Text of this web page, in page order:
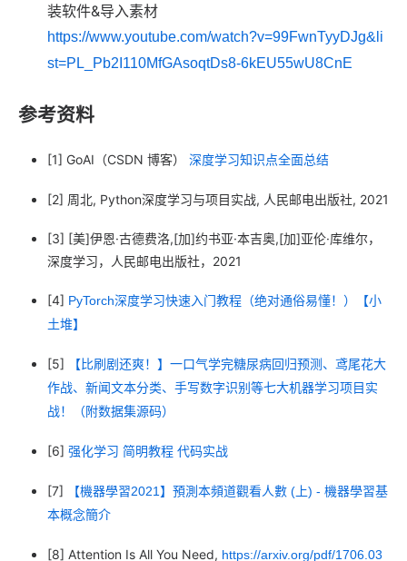
装软件&导入素材
https://www.youtube.com/watch?v=99FwnTyyDJg&li
st=PL_Pb2I110MfGAsoqtDs8-6kEU55wU8CnE
参考资料
[1] GoAI（CSDN 博客） 深度学习知识点全面总结
[2] 周北, Python深度学习与项目实战, 人民邮电出版社, 2021
[3] [美]伊恩·古德费洛,[加]约书亚·本吉奥,[加]亚伦·库维尔，
深度学习，人民邮电出版社，2021
[4] PyTorch深度学习快速入门教程（绝对通俗易懂！）【小
土堆】
[5]
【比刷剧还爽！】一口气学完糖尿病回归预测、鸢尾花大
作战、新闻文本分类、手写数字识别等七大机器学习项目实
战！（附数据集源码）
[6] 强化学习 简明教程 代码实战
[7]
【機器學習2021】預測本頻道觀看人數 (上) - 機器學習基
本概念簡介
[8] Attention Is All You Need, https://arxiv.org/pdf/1706.03